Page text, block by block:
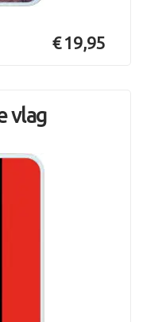
€ 19,95
vlag